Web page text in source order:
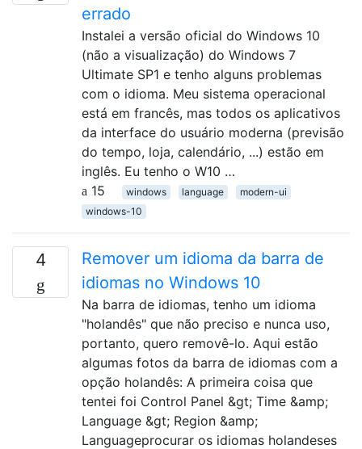
errado
Instalei a versão oficial do Windows 10
(não a visualização) do Windows 7
Ultimate SP1 e tenho alguns problemas
com o idioma. Meu sistema operacional
está em francês, mas todos os aplicativos
da interface do usuário moderna (previsão
do tempo, loja, calendário, ...) estão em
inglês. Eu tenho o W10 …
15
windows language
modern-ui
windows-10
4
Remover um idioma da barra de
idiomas no Windows 10
Na barra de idiomas, tenho um idioma
"holandês" que não preciso e nunca uso,
portanto, quero removê-lo. Aqui estão
algumas fotos da barra de idiomas com a
opção holandês: A primeira coisa que
tentei foi Control Panel &gt; Time &amp;
Language &gt; Region &amp;
Languageprocurar os idiomas holandeses